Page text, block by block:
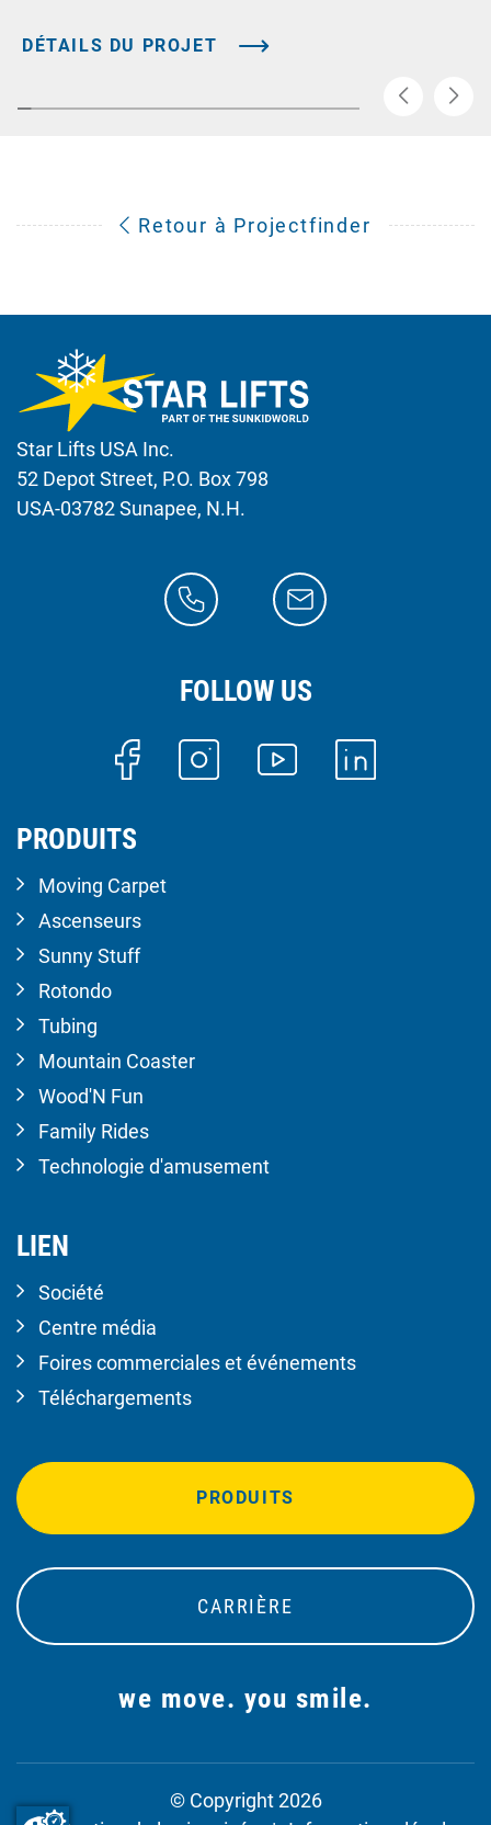
DÉTAILS DU PROJET
Retour à Projectfinder
Star Lifts USA Inc.
52 Depot Street, P.O. Box 798
USA-03782 Sunapee, N.H.
FOLLOW US
PRODUITS
Moving Carpet
Ascenseurs
Sunny Stuff
Rotondo
Tubing
Mountain Coaster
Wood'N Fun
Family Rides
Technologie d'amusement
LIEN
Société
Centre média
Foires commerciales et événements
Téléchargements
PRODUITS
CARRIÈRE
we move. you smile.
© Copyright 2026